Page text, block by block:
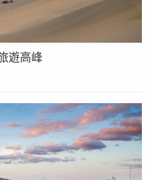
遊高峰